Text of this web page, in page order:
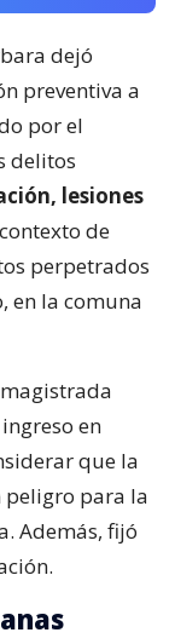
dejó
preventiva a
por el
delitos
lesiones
de
perpetrados
en la comuna
en
que la
para la
Además, fijó